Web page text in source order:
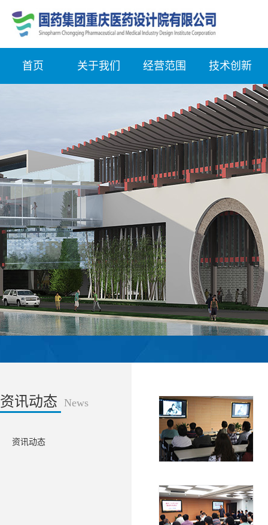
首页 关于我们 经营范围 技术创新
资讯动态 News
资讯动态